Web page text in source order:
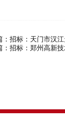
招标：天门市汉
： 招标：郑州高新